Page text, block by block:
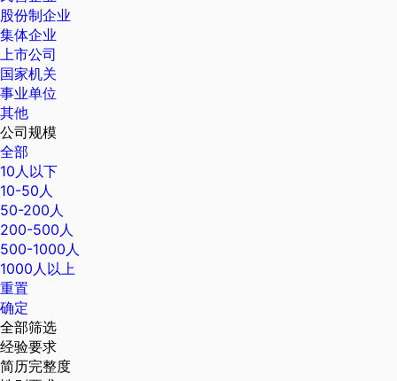
股份制企业
集体企业
上市公司
国家机关
事业单位
其他
公司规模
全部
10人以下
10-50人
50-200人
200-500人
500-1000人
1000人以上
重置
确定
全部筛选
经验要求
简历完整度